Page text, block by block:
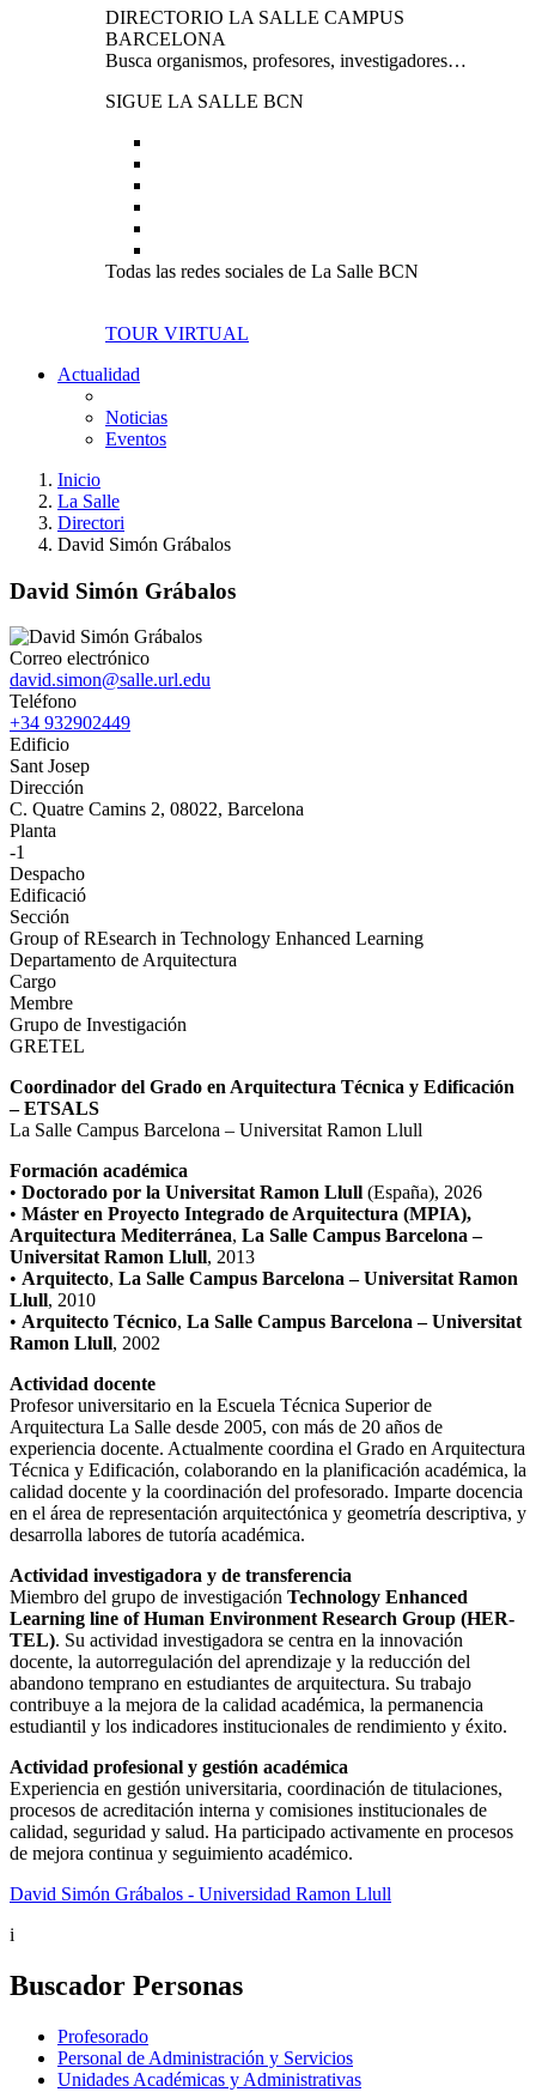
DIRECTORIO LA SALLE CAMPUS
BARCELONA
Busca organismos, profesores, investigadores…
SIGUE LA SALLE BCN
Todas las redes sociales de La Salle BCN
TOUR VIRTUAL
Actualidad
Noticias
Eventos
Inicio
La Salle
Directori
David Simón Grábalos
David Simón Grábalos
Correo electrónico
david.simon@salle.url.edu
Teléfono
+34 932902449
Edificio
Sant Josep
Dirección
C. Quatre Camins 2, 08022, Barcelona
Planta
-1
Despacho
Edificació
Sección
Group of REsearch in Technology Enhanced Learning
Departamento de Arquitectura
Cargo
Membre
Grupo de Investigación
GRETEL
Coordinador del Grado en Arquitectura Técnica y Edificación
– ETSALS
La Salle Campus Barcelona – Universitat Ramon Llull
Formación académica
• Doctorado por la Universitat Ramon Llull (España), 2026
• Máster en Proyecto Integrado de Arquitectura (MPIA),
Arquitectura Mediterránea, La Salle Campus Barcelona –
Universitat Ramon Llull, 2013
• Arquitecto, La Salle Campus Barcelona – Universitat Ramon
Llull, 2010
• Arquitecto Técnico, La Salle Campus Barcelona – Universitat
Ramon Llull, 2002
Actividad docente
Profesor universitario en la Escuela Técnica Superior de
Arquitectura La Salle desde 2005, con más de 20 años de
experiencia docente. Actualmente coordina el Grado en Arquitectura
Técnica y Edificación, colaborando en la planificación académica, la
calidad docente y la coordinación del profesorado. Imparte docencia
en el área de representación arquitectónica y geometría descriptiva, y
desarrolla labores de tutoría académica.
Actividad investigadora y de transferencia
Miembro del grupo de investigación Technology Enhanced
Learning line of Human Environment Research Group (HER-
TEL). Su actividad investigadora se centra en la innovación
docente, la autorregulación del aprendizaje y la reducción del
abandono temprano en estudiantes de arquitectura. Su trabajo
contribuye a la mejora de la calidad académica, la permanencia
estudiantil y los indicadores institucionales de rendimiento y éxito.
Actividad profesional y gestión académica
Experiencia en gestión universitaria, coordinación de titulaciones,
procesos de acreditación interna y comisiones institucionales de
calidad, seguridad y salud. Ha participado activamente en procesos
de mejora continua y seguimiento académico.
David Simón Grábalos - Universidad Ramon Llull
i
Buscador Personas
Profesorado
Personal de Administración y Servicios
Unidades Académicas y Administrativas